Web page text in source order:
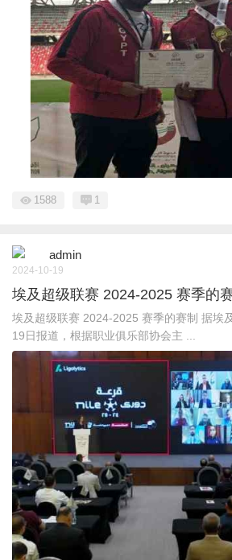
1588 1
admin
2024-10-19
埃及超级联赛 2024-2025 赛季的
埃及超级联赛 2024-2025 赛季的赛制 据埃
19日报道，根据职业俱乐部协会主 ...